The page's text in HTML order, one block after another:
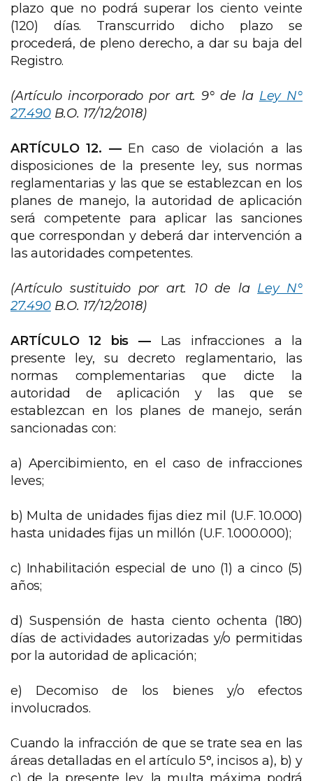
plazo que no podrá superar los ciento veinte
(120) días. Transcurrido dicho plazo se
procederá, de pleno derecho, a dar su baja del
Registro.
(Artículo incorporado por art. 9° de la Ley N°
27.490 B.O. 17/12/2018)
ARTÍCULO 12. —En caso de violación a las
disposiciones de la presente ley, sus normas
reglamentarias y las que se establezcan en los
planes de manejo, la autoridad de aplicación
será competente para aplicar las sanciones
que correspondan y deberá dar intervención a
las autoridades competentes.
(Artículo sustituido por art. 10 de la Ley N°
27.490 B.O. 17/12/2018)
ARTÍCULO 12 bis —Las infracciones a la
presente ley, su decreto reglamentario, las
normas complementarias que dicte la
autoridad de aplicación y las que se
establezcan en los planes de manejo, serán
sancionadas con:
a) Apercibimiento, en el caso de infracciones
leves;
b) Multa de unidades fijas diez mil (U.F. 10.000)
hasta unidades fijas un millón (U.F. 1.000.000);
c) Inhabilitación especial de uno (1) a cinco (5)
años;
d) Suspensión de hasta ciento ochenta (180)
días de actividades autorizadas y/o permitidas
por la autoridad de aplicación;
e) Decomiso de los bienes y/o efectos
involucrados.
Cuando la infracción de que se trate sea en las
áreas detalladas en el artículo 5°, incisos a), b) y